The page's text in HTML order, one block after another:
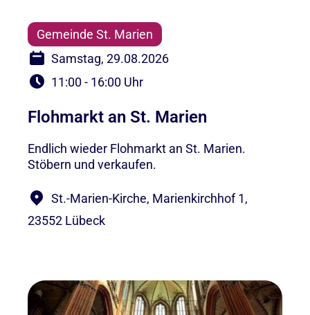
Gemeinde St. Marien
Samstag, 29.08.2026
11:00 - 16:00 Uhr
Flohmarkt an St. Marien
Endlich wieder Flohmarkt an St. Marien.
Stöbern und verkaufen.
St.-Marien-Kirche, Marienkirchhof 1,
23552 Lübeck